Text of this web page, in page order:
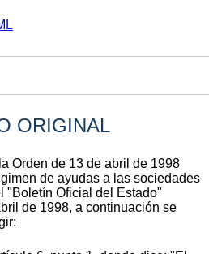
ORIGINAL
Orden de 13 de abril de 1998
de ayudas a las sociedades
"Boletín Oficial del Estado"
de 1998, a continuación se